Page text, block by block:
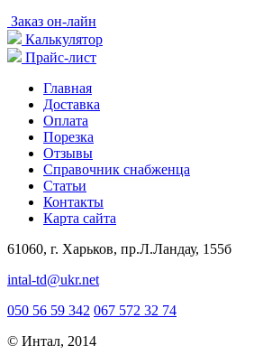
Заказ он-лайн
Калькулятор
Прайс-лист
Главная
Доставка
Оплата
Порезка
Отзывы
Справочник снабженца
Статьи
Контакты
Карта сайта
61060, г. Харьков, пр.Л.Ландау, 155б
intal-td@ukr.net
050 56 59 342 067 572 32 74
© Интал, 2014